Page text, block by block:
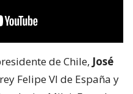
de Chile, José
Felipe VI de España y